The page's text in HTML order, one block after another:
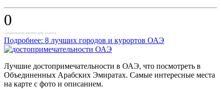
0
Социальные кнопки для Joomla
Подробнее: 8 лучших городов и курортов ОАЭ
Лучшие достопримечательности в ОАЭ, что посмотреть в
Объединенных Арабских Эмиратах. Самые интересные места
на карте с фото и описанием.